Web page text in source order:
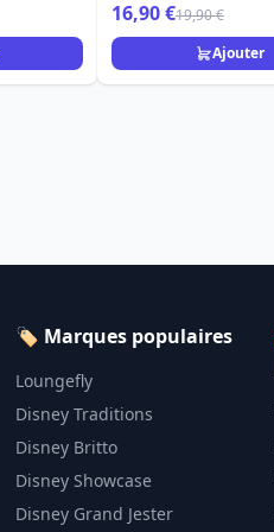
16,90 €19,90 €
Ajouter
🏷️ Marques populaires
Loungefly
Disney Traditions
Disney Britto
Disney Showcase
Disney Grand Jester